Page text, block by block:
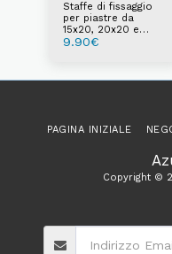
15x20, 20x20 e
20x30 cm
Staffe di fissaggio
per piastre da
15x20, 20x20 e
20x30 cm
9.90€
Copyright ©
PAGINA INIZIALE